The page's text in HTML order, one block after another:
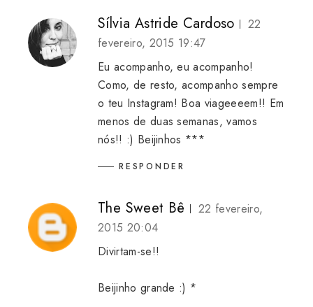
Sílvia Astride Cardoso
22
fevereiro, 2015 19:47
Eu acompanho, eu acompanho!
Como, de resto, acompanho sempre
o teu Instagram! Boa viageeeem!! Em
menos de duas semanas, vamos
nós!! :) Beijinhos ***
RESPONDER
The Sweet Bê
22 fevereiro,
2015 20:04
Divirtam-se!!
Beijinho grande :) *